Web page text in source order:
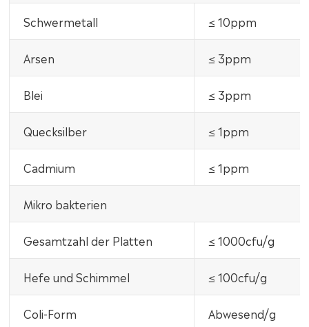
Schwermetall ≤ 10ppm
Arsen ≤ 3ppm
Blei ≤ 3ppm
Quecksilber ≤ 1ppm
Cadmium ≤ 1ppm
Mikro bakterien
Gesamtzahl der Platten ≤ 1000cfu/g
Hefe und Schimmel ≤ 100cfu/g
Coli-Form Abwesend/g